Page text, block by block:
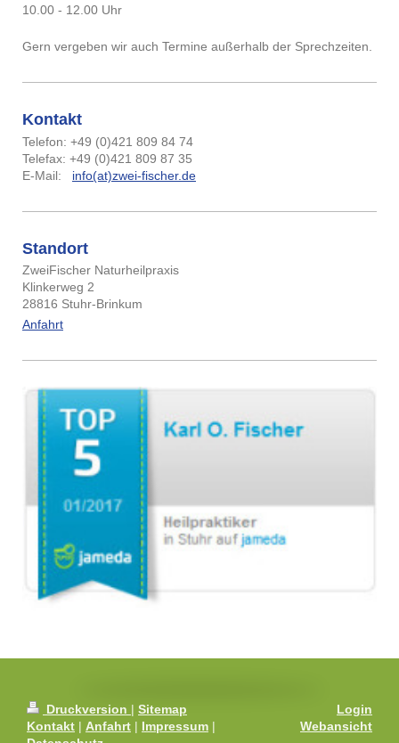
10.00 - 12.00 Uhr
Gern vergeben wir auch Termine außerhalb der Sprechzeiten.
Kontakt
Telefon: +49 (0)421 809 84 74
Telefax: +49 (0)421 809 87 35
E-Mail: info(at)zwei-fischer.de
Standort
ZweiFischer Naturheilpraxis
Klinkerweg 2
28816 Stuhr-Brinkum
Anfahrt
Druckversion | Sitemap
Kontakt | Anfahrt | Impressum |
Login
Webansicht